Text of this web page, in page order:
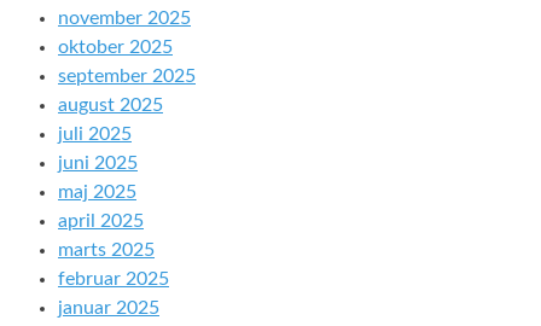
november 2025
oktober 2025
september 2025
august 2025
juli 2025
juni 2025
maj 2025
april 2025
marts 2025
februar 2025
januar 2025